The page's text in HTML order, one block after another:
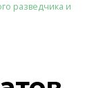
разведчика и